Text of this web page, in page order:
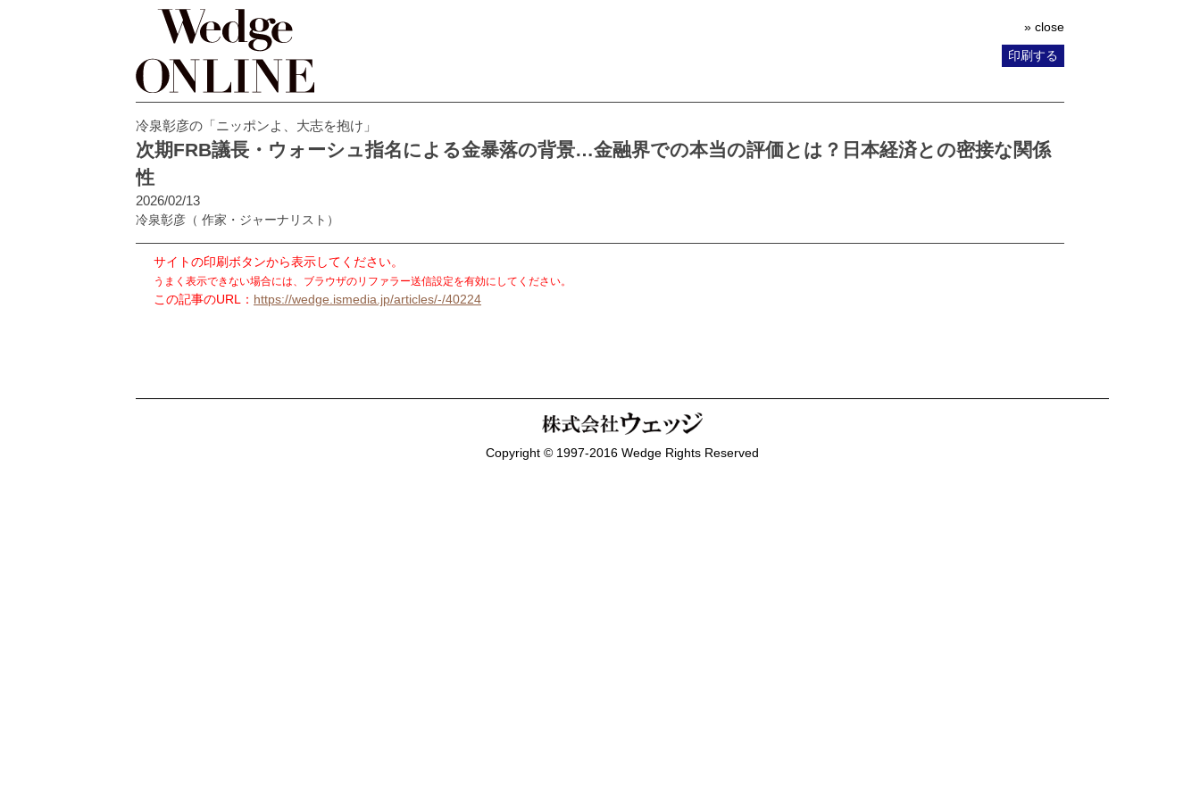
» close
印刷する
冷泉彰彦の「ニッポンよ、大志を抱け」
次期FRB議長・ウォーシュ指名による金暴落の背景…金融界での本当の評価とは？日本経済との密接な関係
性
2026/02/13
冷泉彰彦 （ 作家・ジャーナリスト）
サイトの印刷ボタンから表示してください。
うまく表示できない場合には、ブラウザのリファラー送信設定を有効にしてください。
この記事のURL： https://wedge.ismedia.jp/articles/-/40224
Copyright © 1997-2016 Wedge Rights Reserved